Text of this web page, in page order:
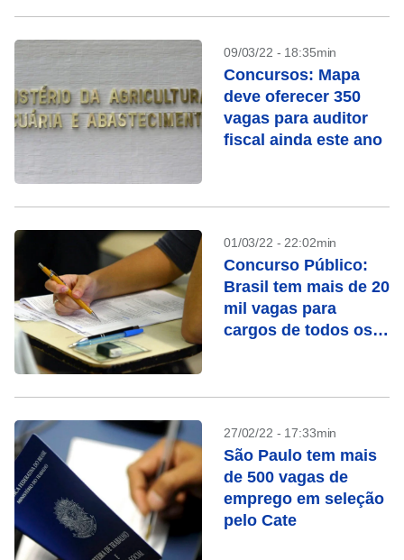
09/03/22 - 18:35min
Concursos: Mapa
deve oferecer 350
vagas para auditor
fiscal ainda este ano
01/03/22 - 22:02min
Concurso Público:
Brasil tem mais de 20
mil vagas para
cargos de todos os
27/02/22 - 17:33min
São Paulo tem mais
de 500 vagas de
emprego em seleção
pelo Cate